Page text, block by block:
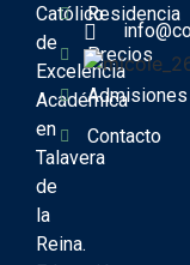
Católico
de
Excelencia
Académica
en
Talavera
de
la
Reina.
Residencia
Precios
Admisiones
Contacto